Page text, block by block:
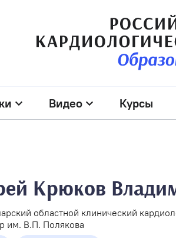
Видео Курсы
Крюков
областной клинический
им. В.П. Полякова